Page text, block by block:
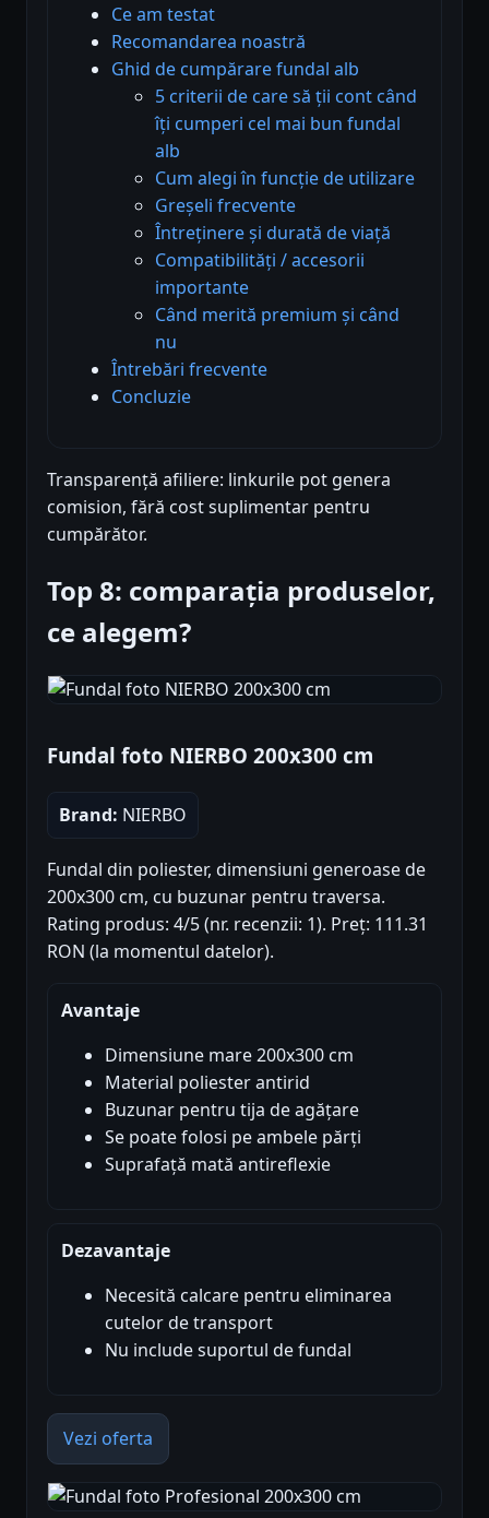
Ce am testat
Recomandarea noastră
Ghid de cumpărare fundal alb
5 criterii de care să ții cont când
îți cumperi cel mai bun fundal
alb
Cum alegi în funcție de utilizare
Greșeli frecvente
Întreținere și durată de viață
Compatibilități / accesorii
importante
Când merită premium și când
nu
Întrebări frecvente
Concluzie
Transparență afiliere: linkurile pot genera
comision, fără cost suplimentar pentru
cumpărător.
Top 8: comparația produselor,
ce alegem?
Fundal foto NIERBO 200x300 cm
Brand: NIERBO
Fundal din poliester, dimensiuni generoase de
200x300 cm, cu buzunar pentru traversa.
Rating produs: 4/5 (nr. recenzii: 1). Preț: 111.31
RON (la momentul datelor).
Avantaje
Dimensiune mare 200x300 cm
Material poliester antirid
Buzunar pentru tija de agățare
Se poate folosi pe ambele părți
Suprafață mată antireflexie
Dezavantaje
Necesită calcare pentru eliminarea
cutelor de transport
Nu include suportul de fundal
Vezi oferta